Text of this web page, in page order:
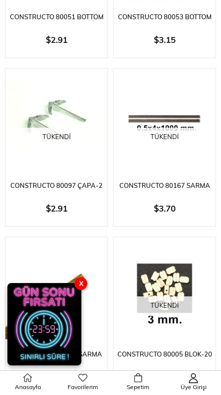
CONSTRUCTO 80051 BOTTOM
BOARDS-1 TK.-AHŞAP - 45X45
$2.91
CONSTRUCTO 80053 BOTTOM
BOARDS-1 TK.-AHŞAP - 39X39
$3.15
TÜKENDI
CONSTRUCTO 80097 ÇAPA-2
ADET-METAL - 58X35 MM.
$2.91
TÜKENDI
CONSTRUCTO 80167 SARMA
ÇITASI- (BLACKISH)
$3.70
TÜKENDI
CONSTRUCTO 80168 SARMA
ÇITASI- VENEER PLATES
(BLACKISH) MANZO-10 ADET
TÜKENDI
CONSTRUCTO 80005 BLOK-20
ADET-AHŞAP - 3 MM.
X
Anasayfa Favorilerim Sepetim Üye Girişi